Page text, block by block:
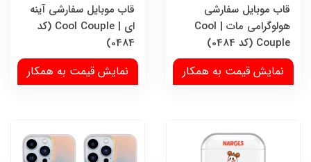
قاب موبایل سفارشی
هولوگرامی مات | Cool
Couple (کد 0484)
نمایش قیمت به همکار
قاب موبایل سفارشی آینه
ای | Cool Couple (کد
0484)
نمایش قیمت به همکار